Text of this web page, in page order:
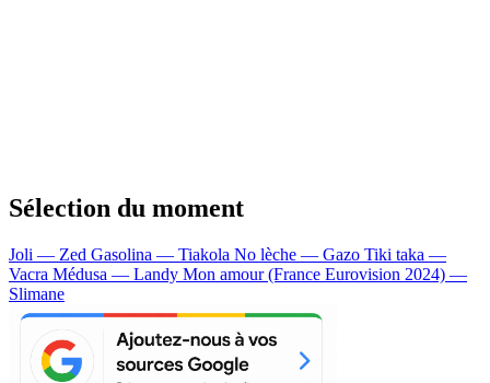
Sélection du moment
Joli — Zed Gasolina — Tiakola No lèche — Gazo Tiki taka —
Vacra Médusa — Landy Mon amour (France Eurovision 2024) —
Slimane